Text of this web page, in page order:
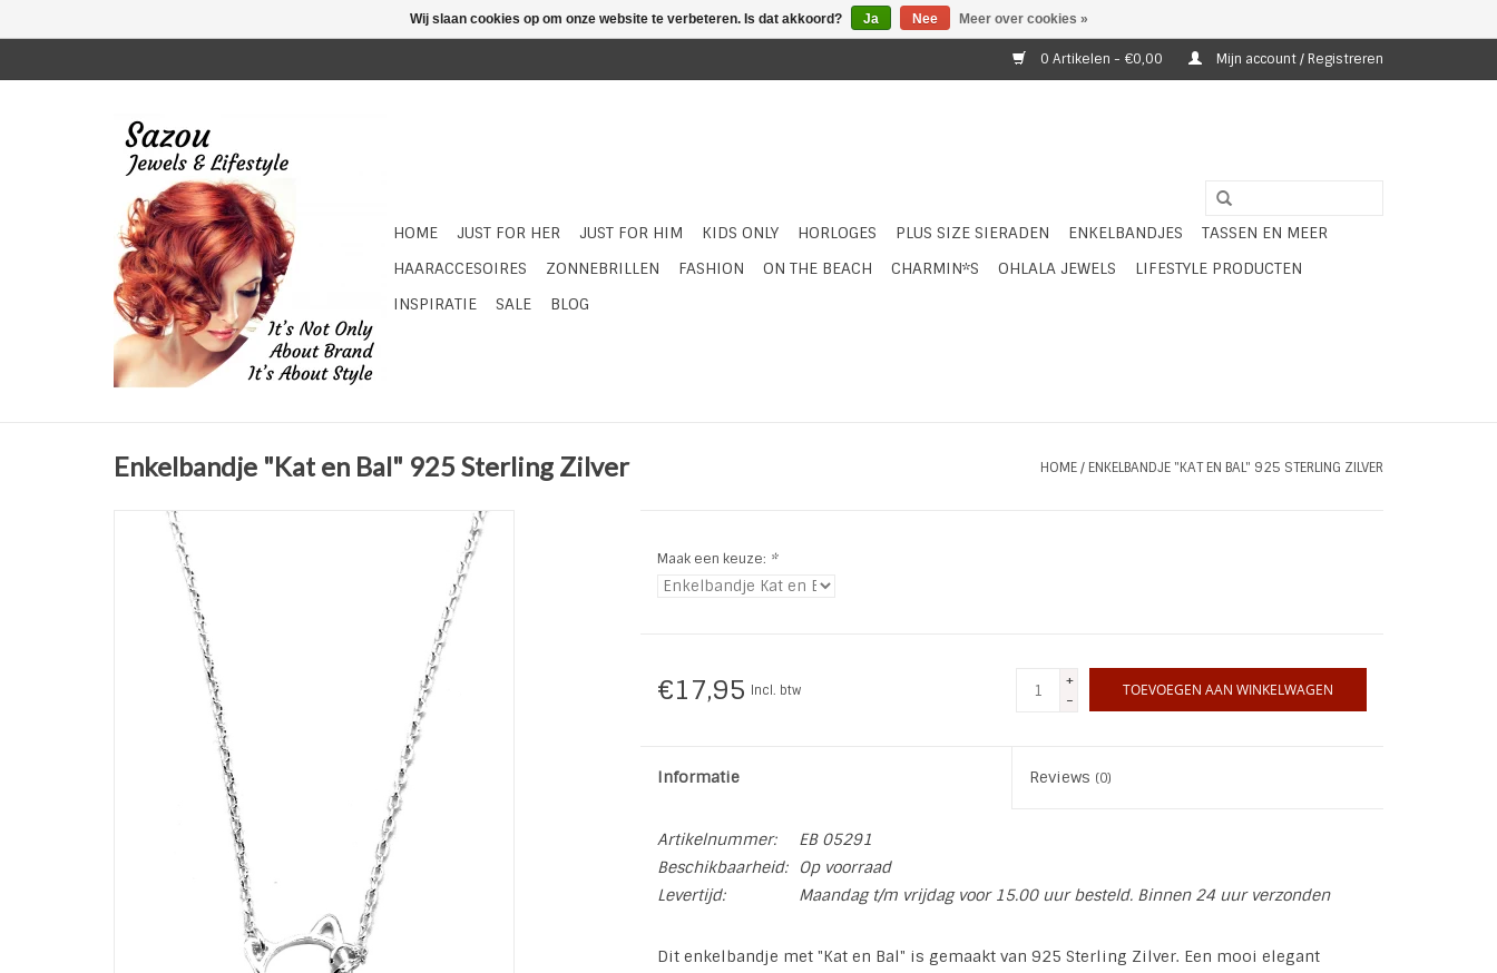
0 Artikelen - €0,00 Mijn account / Registreren
HOME JUST FOR HER JUST FOR HIM KIDS ONLY HORLOGES PLUS SIZE SIERADEN ENKELBANDJES
TASSEN EN MEER
HAARACCESOIRES
ZONNEBRILLEN FASHION ON THE BEACH CHARMIN*S OHLALA JEWELS
LIFESTYLE PRODUCTEN
INSPIRATIE
SALE BLOG
Enkelbandje "Kat en Bal" 925 Sterling Zilver HOME/ ENKELBANDJE "KAT EN BAL" 925 STERLING ZILVER
Maak een keuze: *
€17,95 Incl. btw
+
-
TOEVOEGEN AAN WINKELWAGEN
Informatie Reviews (0)
Artikelnummer:
EB 05291
Beschikbaarheid:
Op voorraad
Levertijd:
Maandag t/m vrijdag voor 15.00 uur besteld. Binnen 24 uur verzonden
Dit enkelbandje met "Kat en Bal" is gemaakt van 925 Sterling Zilver. Een mooi elegant
Wij slaan cookies op om onze website te verbeteren. Is dat akkoord? Ja Nee Meer over cookies »